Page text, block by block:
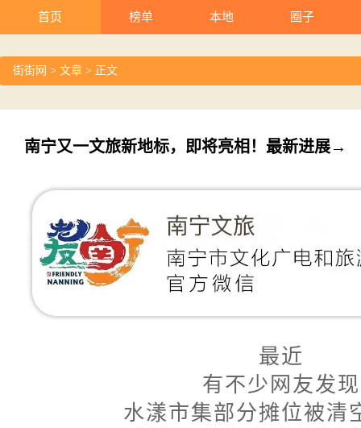
首页 榜单 本地 圈子
街街网 > 文章 > 正文
南宁又一文旅新地标，即将亮相！最新进展→
最近
有不少网友发现
水漾市集部分摊位被清